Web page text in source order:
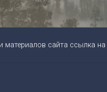
сайта ссылка на